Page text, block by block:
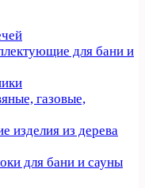
для бани и
газовые,
изделия из дерева
для бани и сауны